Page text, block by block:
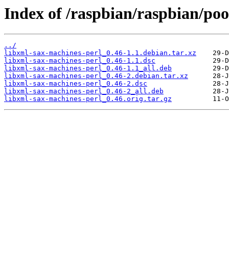
Index of /raspbian/raspbian/
../
libxml-sax-machines-perl_0.46-1.1.debian.tar.xz
libxml-sax-machines-perl_0.46-1.1.dsc
libxml-sax-machines-perl_0.46-1.1_all.deb
libxml-sax-machines-perl_0.46-2.debian.tar.xz
libxml-sax-machines-perl_0.46-2.dsc
libxml-sax-machines-perl_0.46-2_all.deb
libxml-sax-machines-perl_0.46.orig.tar.gz